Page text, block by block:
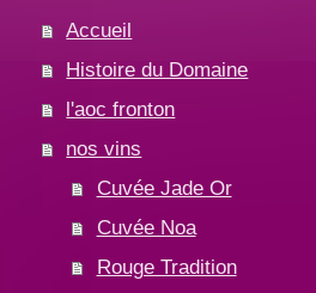
Accueil
Histoire du Domaine
l'aoc fronton
nos vins
Cuvée Jade Or
Cuvée Noa
Rouge Tradition